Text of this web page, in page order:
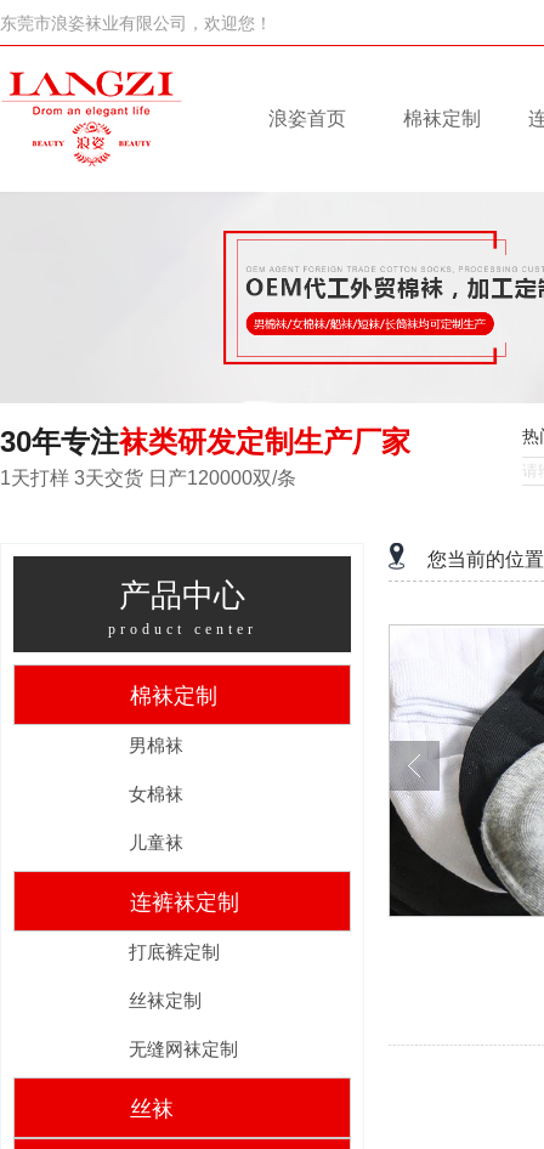
东莞市浪姿袜业有限公司，欢迎您！
浪姿首页 棉袜定制
30年专注袜类研发定制生产厂家
1天打样 3天交货 日产120000双/条
热
产品中心
product center
棉袜定制
男棉袜
女棉袜
儿童袜
连裤袜定制
打底裤定制
丝袜定制
无缝网袜定制
丝袜
您当前的位